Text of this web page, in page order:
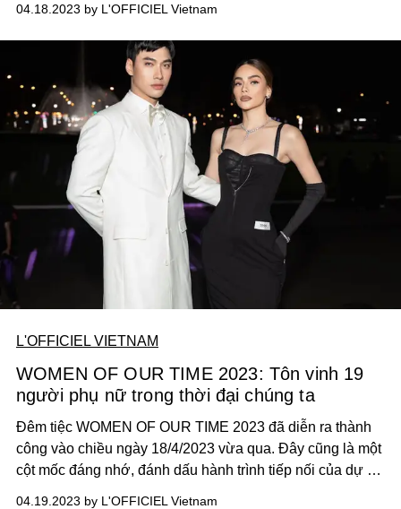
04.18.2023 by L'OFFICIEL Vietnam
L'OFFICIEL VIETNAM
WOMEN OF OUR TIME 2023: Tôn vinh 19
người phụ nữ trong thời đại chúng ta
Đêm tiệc WOMEN OF OUR TIME 2023 đã diễn ra thành
công vào chiều ngày 18/4/2023 vừa qua. Đây cũng là một
cột mốc đáng nhớ, đánh dấu hành trình tiếp nối của dự án
04.19.2023 by L'OFFICIEL Vietnam